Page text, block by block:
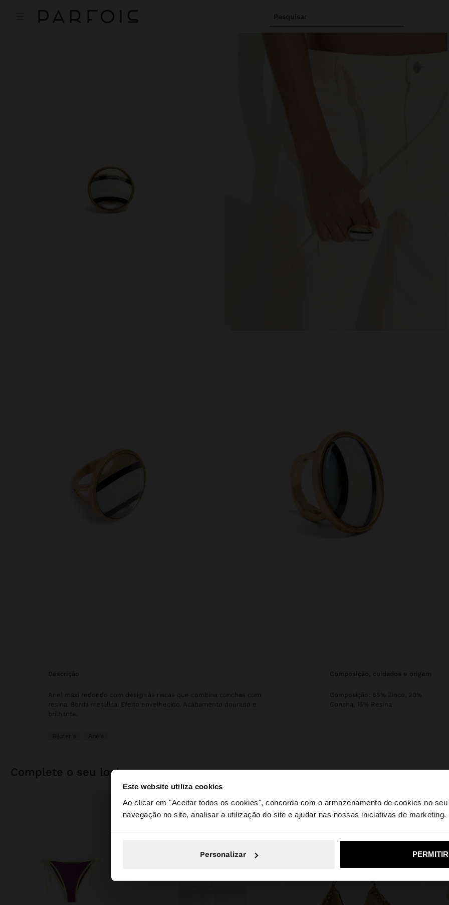
Este website utiliza cookies
Ao clicar em "Aceitar todos os cookies", concorda com o armazenamento de cookies no
navegação no site, analisar a utilização do site e ajudar nas nossas iniciativas de marketing.
Personalizar
Pesquisar
olá
Está a aceder ao site a partir de Portugal. Deseja navegar no nosso site
Sim,
descrição
Anel maxi redondo com design às riscas que combina conchas com
resina. Borda metálica. Efeito envelhecido. Acabamento dourado e
brilhante.
Bijuteria Anéis
composição, cuidados e origem
Composição: 65% Zinco, 20%
Concha, 15% Resina
complete o seu look